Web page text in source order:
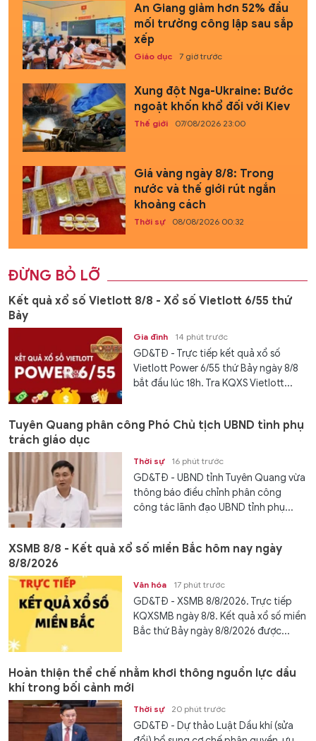
An Giang giảm hơn 52% đầu
mối trường công lập sau sắp
xếp
Giáo dục 7 giờ trước
Xung đột Nga-Ukraine: Bước
ngoặt khốn khổ đối với Kiev
Thế giới 07/08/2026 23:00
Giá vàng ngày 8/8: Trong
nước và thế giới rút ngắn
khoảng cách
Thời sự 08/08/2026 00:32
ĐỪNG BỎ LỠ
Kết quả xổ số Vietlott 8/8 - Xổ số Vietlott 6/55 thứ
Bảy
Gia đình 14 phút trước
GD&TĐ - Trực tiếp kết quả xổ số
Vietlott Power 6/55 thứ Bảy ngày 8/8
bắt đầu lúc 18h. Tra KQXS Vietlott...
Tuyên Quang phân công Phó Chủ tịch UBND tỉnh phụ
trách giáo dục
Thời sự 16 phút trước
GD&TĐ - UBND tỉnh Tuyên Quang vừa
thông báo điều chỉnh phân công
công tác lãnh đạo UBND tỉnh phụ...
XSMB 8/8 - Kết quả xổ số miền Bắc hôm nay ngày
8/8/2026
Văn hóa 17 phút trước
GD&TĐ - XSMB 8/8/2026. Trực tiếp
KQXSMB ngày 8/8. Kết quả xổ số miền
Bắc thứ Bảy ngày 8/8/2026 được...
Hoàn thiện thể chế nhằm khơi thông nguồn lực dầu
khí trong bối cảnh mới
Thời sự 20 phút trước
GD&TĐ - Dự thảo Luật Dầu khí (sửa